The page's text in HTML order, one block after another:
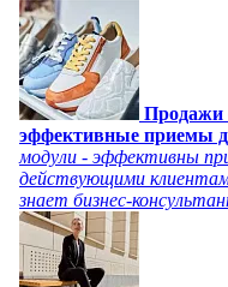
Продажи
эффективные приемы
модули - эффективны
действующими
знает бизнес-